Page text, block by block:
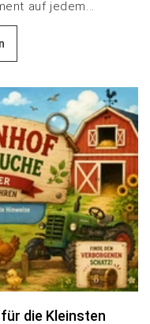
auf jedem...
die Kleinsten